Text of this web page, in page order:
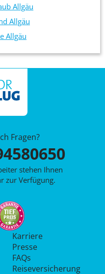
Allgäu
Allgäu
Allgäu
Fragen?
stehen Ihnen
zur Verfügung.
Karriere
Presse
FAQs
Reiseversicherung